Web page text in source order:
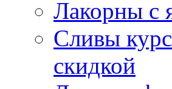
Лакорны с
Сливы
скидкой